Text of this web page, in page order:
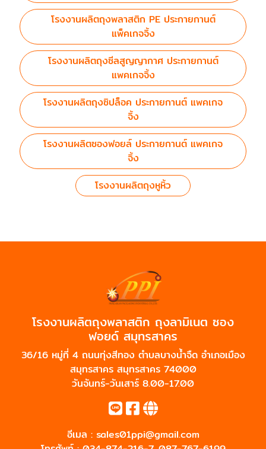
โรงงานผลิตถุงพลาสติก PE ประกายกานต์
แพ็คเกจจิ้ง
โรงงานผลิตถุงซีลสูญญากาศ ประกายกานต์
แพคเกจจิ้ง
โรงงานผลิตถุงซิปล็อค ประกายกานต์ แพคเกจ
จิ้ง
โรงงานผลิตซองฟอยล์ ประกายกานต์ แพคเกจ
จิ้ง
โรงงานผลิตถุงหูหิ้ว
โรงงานผลิตถุงพลาสติก ถุงลามิเนต ซอง
ฟอยด์ สมุทรสาคร
36/16 หมู่ที่ 4 ถนนทุ่งสีทอง ตำบลบางน้ำจืด อำเภอเมือง
สมุทรสาคร สมุทรสาคร 74000
วันจันทร์-วันเสาร์ 8.00-17.00
อีเมล : sales01ppi@gmail.com